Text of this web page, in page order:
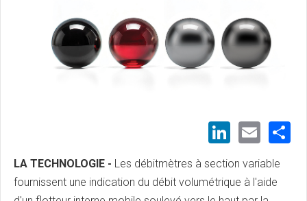
LA TECHNOLOGIE - Les débitmètres à section variable
fournissent une indication du débit volumétrique à l'aide